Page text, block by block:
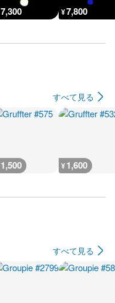
7,300 ¥7,800
すべて見る
1,500 ¥1,600
すべて見る